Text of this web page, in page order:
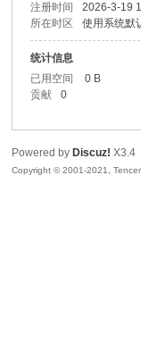
uz!
注册时间
2026-3-19
所在时区
使用系统默
统计信息
已用空间
0 B
贡献
0
Powered by Discuz! X3.4
Copyright © 2001-2021,